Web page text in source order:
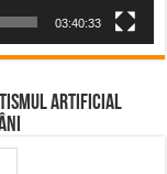
03:40:33
Artificial